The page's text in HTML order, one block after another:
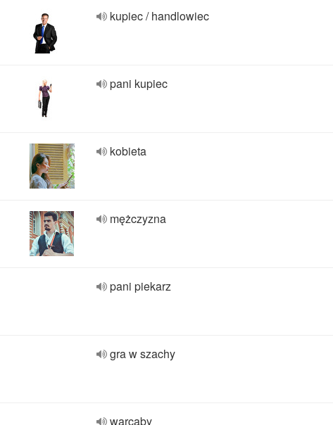
kupiec / handlowiec
pani kupiec
kobieta
mężczyzna
pani piekarz
gra w szachy
warcaby